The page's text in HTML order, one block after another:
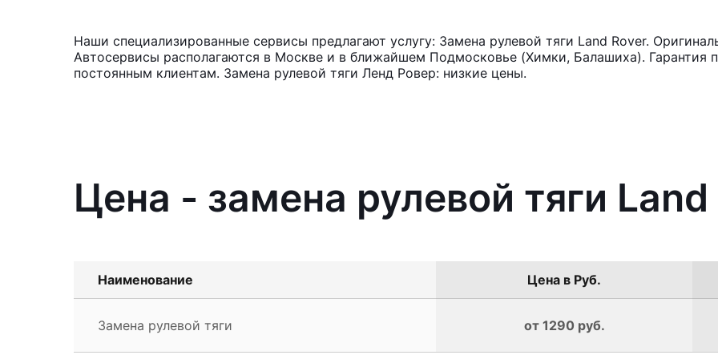
Наши специализированные сервисы предлагают услугу: Замена рулевой тяги Land Rover.
Автосервисы располагаются в Москве и в ближайшем Подмосковье (Химки, Балашиха). Гарантия
постоянным клиентам. Замена рулевой тяги Ленд Ровер: низкие цены.
Цена - замена рулевой тяги Land
Наименование Цена в Руб.
Замена рулевой тяги от 1290 руб.